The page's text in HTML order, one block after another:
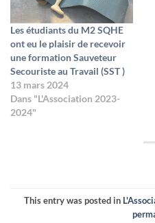
Les étudiants du M2 SQHE
ont eu le plaisir de recevoir
une formation Sauveteur
Secouriste au Travail (SST )
13 mars 2024
Dans "L'Association 2023-
2024"
This entry was posted in